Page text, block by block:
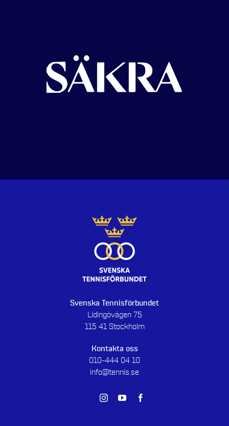
Svenska Tennisförbundet
Lidingövägen 75
115 41 Stockholm
Kontakta oss
010-444 04 10
info@tennis.se